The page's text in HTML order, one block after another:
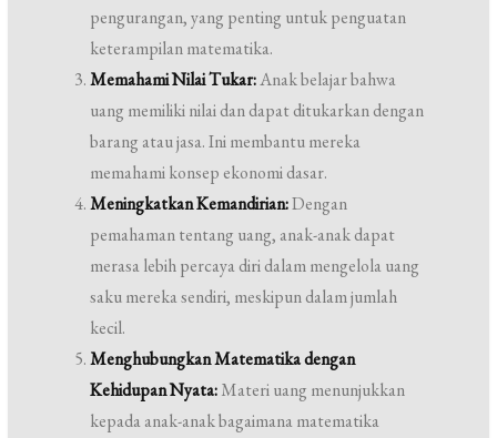
pengurangan, yang penting untuk penguatan
keterampilan matematika.
Memahami Nilai Tukar:Anak belajar bahwa
uang memiliki nilai dan dapat ditukarkan dengan
barang atau jasa. Ini membantu mereka
memahami konsep ekonomi dasar.
Meningkatkan Kemandirian:Dengan
pemahaman tentang uang, anak-anak dapat
merasa lebih percaya diri dalam mengelola uang
saku mereka sendiri, meskipun dalam jumlah
kecil.
Menghubungkan Matematika dengan
Kehidupan Nyata:Materi uang menunjukkan
kepada anak-anak bagaimana matematika